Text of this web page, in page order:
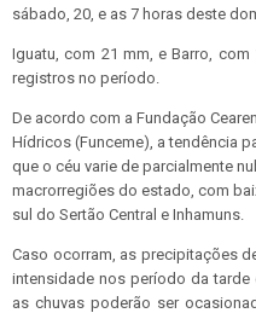
sábado, 20, e as 7 horas deste
Iguatu, com 21 mm, e Barro,
registros no período.
De acordo com a Fundação
Hídricos (Funceme), a tendência
que o céu varie de parcialmente
macrorregiões do estado, com
sul do Sertão Central e Inhamuns.
Caso ocorram, as precipitações
intensidade nos período da tarde
as chuvas poderão ser